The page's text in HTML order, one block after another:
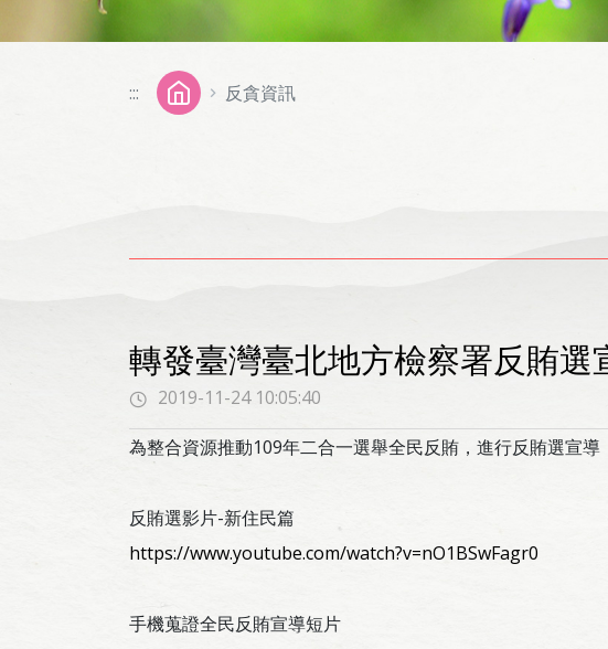
::: 反貪資訊
轉發臺灣臺北地方檢察署反賄選
2019-11-24 10:05:40
為整合資源推動109年二合一選舉全民反賄，進行反賄選宣導
反賄選影片-新住民篇
https://www.youtube.com/watch?v=nO1BSwFagr0
手機蒐證全民反賄宣導短片